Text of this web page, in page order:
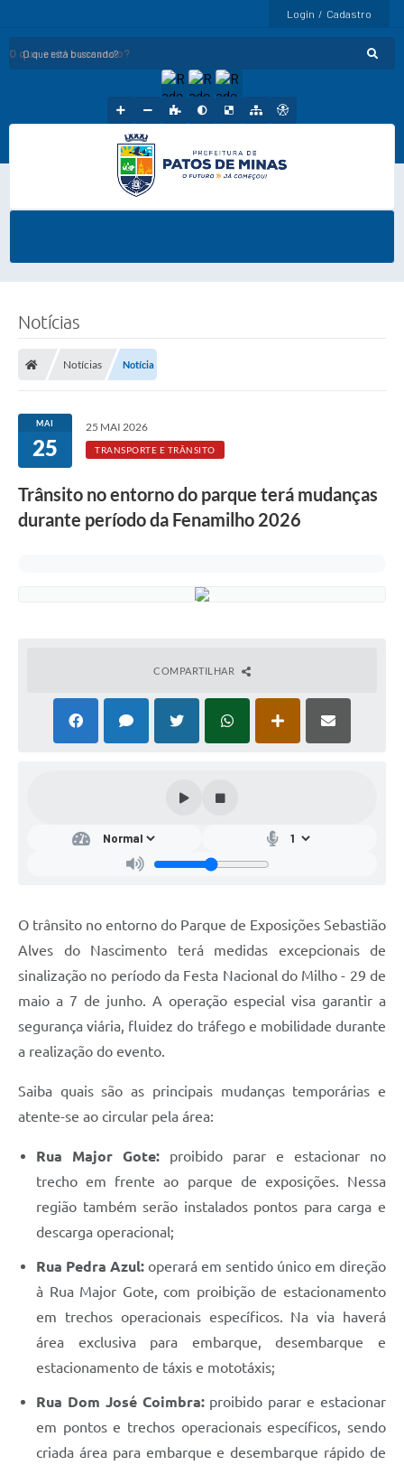
Login / Cadastro
O que está buscando?
Notícias
Notícias Notícia
MAI
25
25 MAI 2026
TRANSPORTE E TRÂNSITO
Trânsito no entorno do parque terá mudanças
durante período da Fenamilho 2026
COMPARTILHAR
O trânsito no entorno do Parque de Exposições Sebastião
Alves do Nascimento terá medidas excepcionais de
sinalização no período da Festa Nacional do Milho - 29 de
maio a 7 de junho. A operação especial visa garantir a
segurança viária, fluidez do tráfego e mobilidade durante
a realização do evento.
Saiba quais são as principais mudanças temporárias e
atente-se ao circular pela área:
Rua Major Gote: proibido parar e estacionar no
trecho em frente ao parque de exposições. Nessa
região também serão instalados pontos para carga e
descarga operacional;
Rua Pedra Azul: operará em sentido único em direção
à Rua Major Gote, com proibição de estacionamento
em trechos operacionais específicos. Na via haverá
área exclusiva para embarque, desembarque e
estacionamento de táxis e mototáxis;
Rua Dom José Coimbra:proibido parar e estacionar
em pontos e trechos operacionais específicos, sendo
criada área para embarque e desembarque rápido de